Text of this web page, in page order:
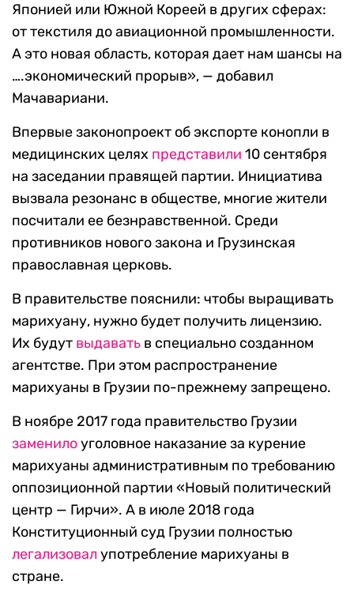
Японией или Южной Кореей в других сферах:
от текстиля до авиационной промышленности.
А это новая область, которая дает нам шансы на
….экономический прорыв», — добавил
Мачавариани.
Впервые законопроект об экспорте конопли в
медицинских целях представили 10 сентября
на заседании правящей партии. Инициатива
вызвала резонанс в обществе, многие жители
посчитали ее безнравственной. Среди
противников нового закона и Грузинская
православная церковь.
В правительстве пояснили: чтобы выращивать
марихуану, нужно будет получить лицензию.
Их будут выдавать в специально созданном
агентстве. При этом распространение
марихуаны в Грузии по-прежнему запрещено.
В ноябре 2017 года правительство Грузии
заменилоуголовное наказание за курение
марихуаны административным по требованию
оппозиционной партии «Новый политический
центр — Гирчи». А в июле 2018 года
Конституционный суд Грузии полностью
легализовал употребление марихуаны в
стране.